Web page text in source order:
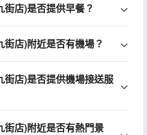
店)是否提供早餐？
店)附近是否有機場？
店)是否提供機場接送服
街店)附近是否有熱門景